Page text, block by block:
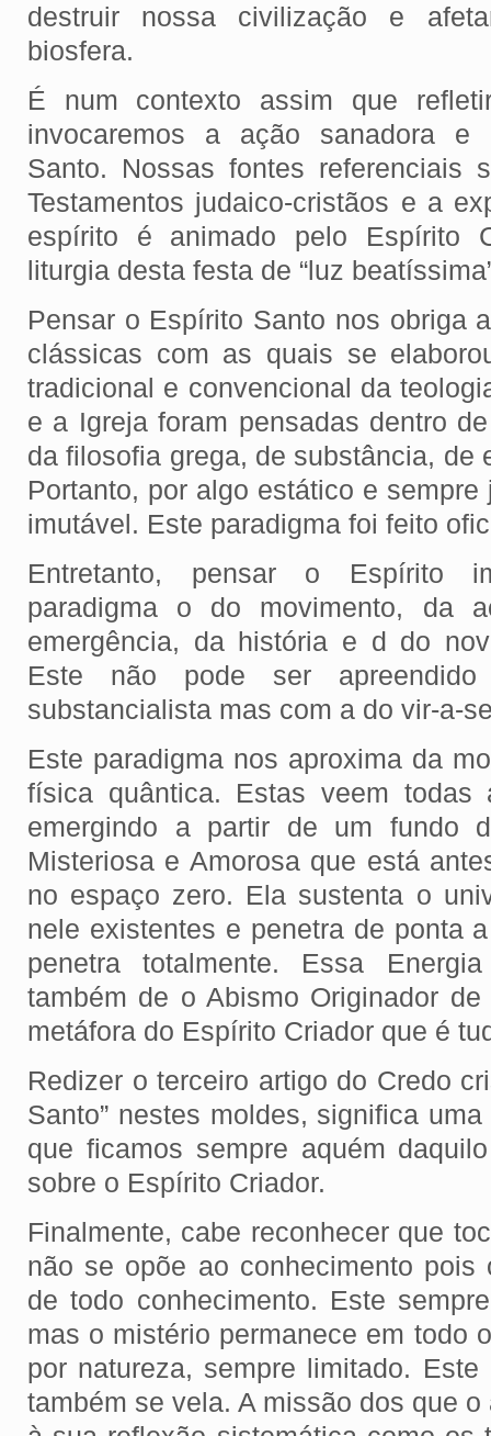
destruir nossa civilização e
biosfera.
É num contexto assim que
invocaremos a ação sanadora e
Santo. Nossas fontes referenciais
Testamentos judaico-cristãos e a
espírito é animado pelo Espírito
liturgia desta festa de “luz
Pensar o Espírito Santo nos obriga
clássicas com as quais se
tradicional e convencional da
e a Igreja foram pensadas dentro
da filosofia grega, de substância, de
Portanto, por algo estático e
imutável. Este paradigma foi feito
Entretanto, pensar o Espírito
paradigma o do movimento, da
emergência, da história e d do
Este não pode ser
substancialista mas com a do vir-a-
Este paradigma nos aproxima da
física quântica. Estas veem todas
emergindo a partir de um fundo
Misteriosa e Amorosa que está
no espaço zero. Ela sustenta o
nele existentes e penetra de ponta
penetra totalmente. Essa
também de o Abismo Originador
metáfora do Espírito Criador que é
Redizer o terceiro artigo do Credo
Santo” nestes moldes, significa
que ficamos sempre aquém
sobre o Espírito Criador.
Finalmente, cabe reconhecer que
não se opõe ao conhecimento
de todo conhecimento. Este
mas o mistério permanece em todo
por natureza, sempre limitado.
também se vela. A missão dos que